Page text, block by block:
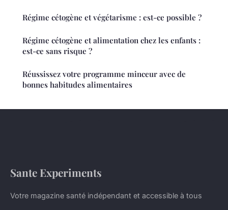
Régime cétogène et végétarisme : est-ce possible ?
Régime cétogène et alimentation chez les enfants :
est-ce sans risque ?
Réussissez votre programme minceur avec de
bonnes habitudes alimentaires
Sante Experiments
Votre magazine santé indépendant et accessible à tous